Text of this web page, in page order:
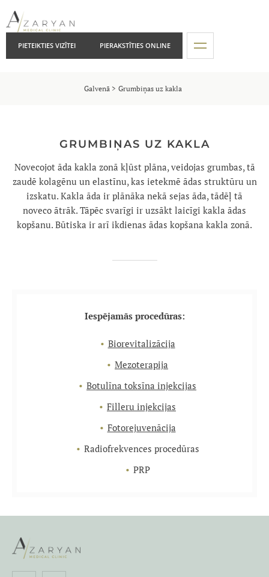
PIETEIKTIES VIZĪTEI PIERAKSTĪTIES ONLINE
Galvenā Grumbiņas uz kakla
GRUMBIŅAS UZ KAKLA
Novecojot āda kakla zonā kļūst plāna, veidojas grumbas, tā
zaudē kolagēnu un elastīnu, kas ietekmē ādas struktūru un
izskatu. Kakla āda ir plānāka nekā sejas āda, tādēļ tā
noveco ātrāk. Tāpēc svarīgi ir uzsākt laicīgi kakla ādas
kopšanu. Būtiska ir arī ikdienas ādas kopšana kakla zonā.
Iespējamās procedūras:
Biorevitalizācija
Mezoterapija
Botulīna toksīna injekcijas
Filleru injekcijas
Fotorejuvenācija
Radiofrekvences procedūras
PRP